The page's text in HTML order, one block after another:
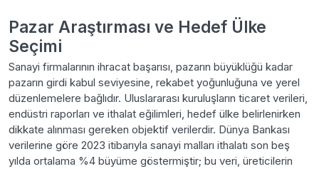
Pazar Araştırması ve Hedef Ülke
Seçimi
Sanayi firmalarının ihracat başarısı, pazarın büyüklüğü kadar
pazarın girdi kabul seviyesine, rekabet yoğunluğuna ve yerel
düzenlemelere bağlıdır. Uluslararası kuruluşların ticaret verileri,
endüstri raporları ve ithalat eğilimleri, hedef ülke belirlenirken
dikkate alınması gereken objektif verilerdir. Dünya Bankası
verilerine göre 2023 itibarıyla sanayi malları ithalatı son beş
yılda ortalama %4 büyüme göstermiştir; bu veri, üreticilerin